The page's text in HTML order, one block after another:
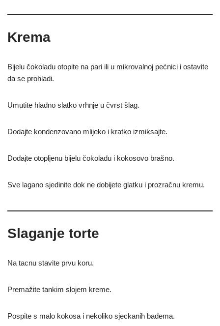
Krema
Bijelu čokoladu otopite na pari ili u mikrovalnoj pećnici i ostavite
da se prohladi.
Umutite hladno slatko vrhnje u čvrst šlag.
Dodajte kondenzovano mlijeko i kratko izmiksajte.
Dodajte otopljenu bijelu čokoladu i kokosovo brašno.
Sve lagano sjedinite dok ne dobijete glatku i prozračnu kremu.
Slaganje torte
Na tacnu stavite prvu koru.
Premažite tankim slojem kreme.
Pospite s malo kokosa i nekoliko sjeckanih badema.